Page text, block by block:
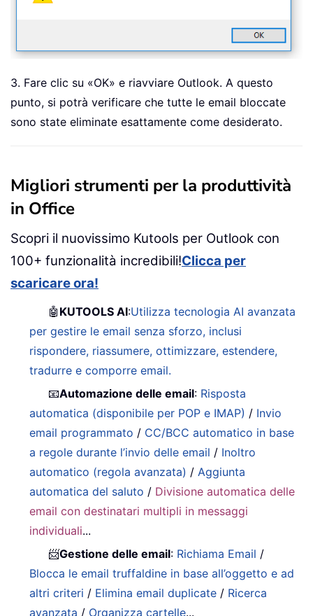
3. Fare clic su «OK» e riavviare Outlook. A questo
punto, si potrà verificare che tutte le email bloccate
sono state eliminate esattamente come desiderato.
Migliori strumenti per la produttività
in Office
Scopri il nuovissimo Kutools per Outlook con
100+ funzionalità incredibili!Clicca per
scaricare ora!
🤖 KUTOOLS AI:Utilizza tecnologia AI avanzata
per gestire le email senza sforzo, inclusi
rispondere, riassumere, ottimizzare, estendere,
tradurre e comporre email.
📧Automazione delle email: Risposta
automatica (disponibile per POP e IMAP) / Invio
email programmato / CC/BCC automatico in base
a regole durante l’invio delle email / Inoltro
automatico (regola avanzata) /Aggiunta
automatica del saluto / Divisione automatica delle
email con destinatari multipli in messaggi
individuali...
📨Gestione delle email: Richiama Email /
Blocca le email truffaldine in base all’oggetto e ad
altri criteri / Elimina email duplicate / Ricerca
avanzata / Organizza cartelle...